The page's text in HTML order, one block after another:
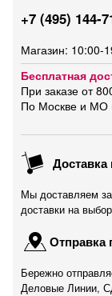
+7 (495) 144-
Магазин: 10:00-
Бесплатная
При заказе от
По Москве и МО
Мы доставляем
доставки на
Отправка
Бережно
Деловые Линии,